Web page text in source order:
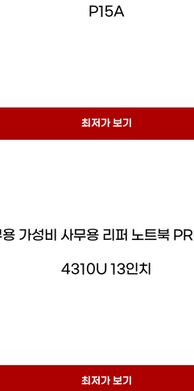
P15A
최저가 보기
용 가성비 사무용 리퍼 노트
4310U 13인치
최저가 보기